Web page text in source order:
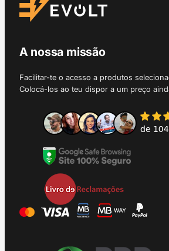
A nossa missão
Facilitar-te o acesso a produtos
Colocá-los ao teu dispor a um preço